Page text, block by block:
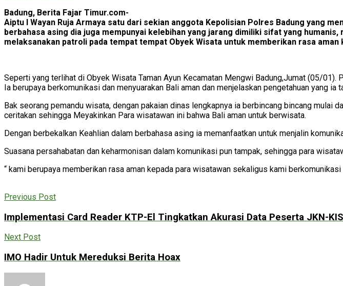
Badung, Berita Fajar Timur.com-
Aiptu I Wayan Ruja Armaya satu dari sekian anggota Kepolisian Polres Badung yang
berbahasa asing dia juga mempunyai kelebihan yang jarang dimiliki sifat yang
melaksanakan patroli pada tempat tempat Obyek Wisata untuk memberikan rasa
Seperti yang terlihat di Obyek Wisata Taman Ayun Kecamatan Mengwi Badung,Jumat (05/
Ia berupaya berkomunikasi dan menyuarakan Bali aman dan menjelaskan pengetahuan yang ia
Bak seorang pemandu wisata, dengan pakaian dinas lengkapnya ia berbincang bincang mulai
ceritakan sehingga Meyakinkan Para wisatawan ini bahwa Bali aman untuk berwisata.
Dengan berbekalkan Keahlian dalam berbahasa asing ia memanfaatkan untuk menjalin
Suasana persahabatan dan keharmonisan dalam komunikasi pun tampak, sehingga para
“ kami berupaya memberikan rasa aman kepada para wisatawan sekaligus kami
Previous Post
Implementasi Card Reader KTP-El Tingkatkan Akurasi Data Peserta JKN-KIS
Next Post
IMO Hadir Untuk Mereduksi Berita Hoax